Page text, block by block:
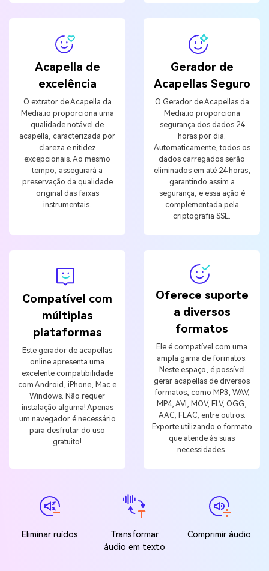
Acapella de
excelência
O extrator de Acapella da
Media.io proporciona uma
qualidade notável de
acapella, caracterizada por
clareza e nitidez
excepcionais. Ao mesmo
tempo, assegurará a
preservação da qualidade
original das faixas
instrumentais.
Gerador de
Acapellas Seguro
O Gerador de Acapellas da
Media.io proporciona
segurança dos dados 24
horas por dia.
Automaticamente, todos os
dados carregados serão
eliminados em até 24 horas,
garantindo assim a
segurança, e essa ação é
complementada pela
criptografia SSL.
Compatível com
múltiplas
plataformas
Este gerador de acapellas
online apresenta uma
excelente compatibilidade
com Android, iPhone, Mac e
Windows. Não requer
instalação alguma! Apenas
um navegador é necessário
para desfrutar do uso
gratuito!
Oferece suporte
a diversos
formatos
Ele é compatível com uma
ampla gama de formatos.
Neste espaço, é possível
gerar acapellas de diversos
formatos, como MP3, WAV,
MP4, AVI, MOV, FLV, OGG,
AAC, FLAC, entre outros.
Exporte utilizando o formato
que atende às suas
necessidades.
Eliminar ruídos
Transformar
áudio em texto
Comprimir áudio